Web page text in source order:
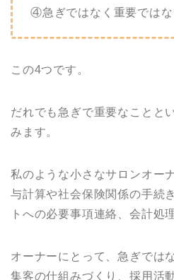
④急ぎではなく重要ではな
この4つです。
だれでも急ぎで重要なことと
みます。
私のような小さなサロンオー
与計算や社会保険関係の手続
トへの必要事項連絡、会計処
オーナーにとって、急ぎでは
集客の仕組みづくり、採用活